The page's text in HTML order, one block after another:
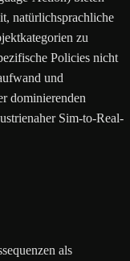
natürlichsprachliche
zu
Policies nicht
und
dominierenden
Sim-to-Real-
als